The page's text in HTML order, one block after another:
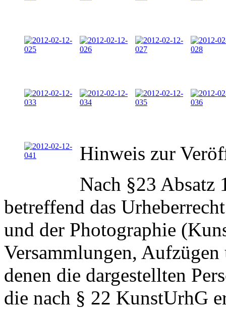
Hinweis zur
Nach §23 Absatz
betreffend das
und der Photographie
Versammlungen,
denen die dargestellten
die nach § 22 KunstUrhG